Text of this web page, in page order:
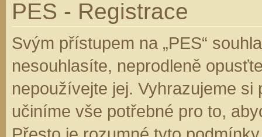
PES - Registrace
Svým přístupem na „PES“
nesouhlasíte, neprodleně
nepoužívejte jej. Vyhrazujeme
učiníme vše potřebné pro to,